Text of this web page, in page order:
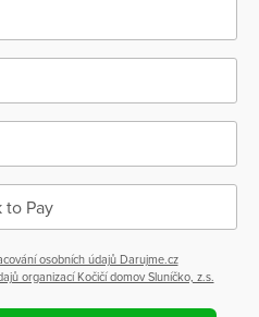
to Pay
osobních údajů Darujme.cz
organizací Kočičí domov Sluníčko, z.s.